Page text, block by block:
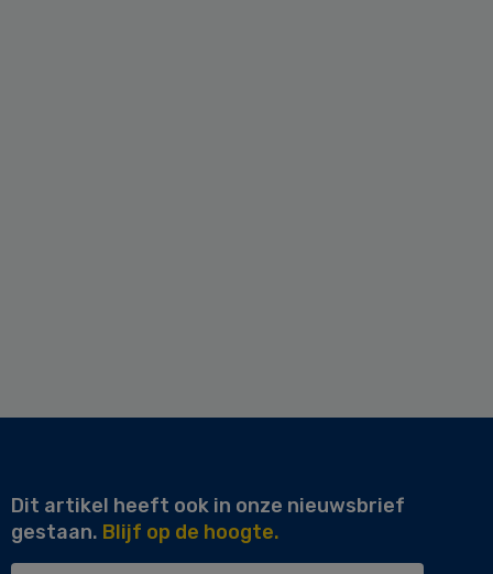
Dit artikel heeft ook in onze nieuwsbrief
gestaan. Blijf op de hoogte.
Uw